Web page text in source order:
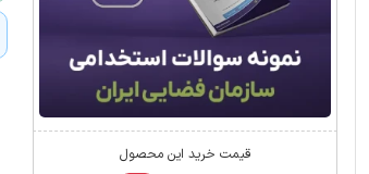
قیمت خرید این محصول